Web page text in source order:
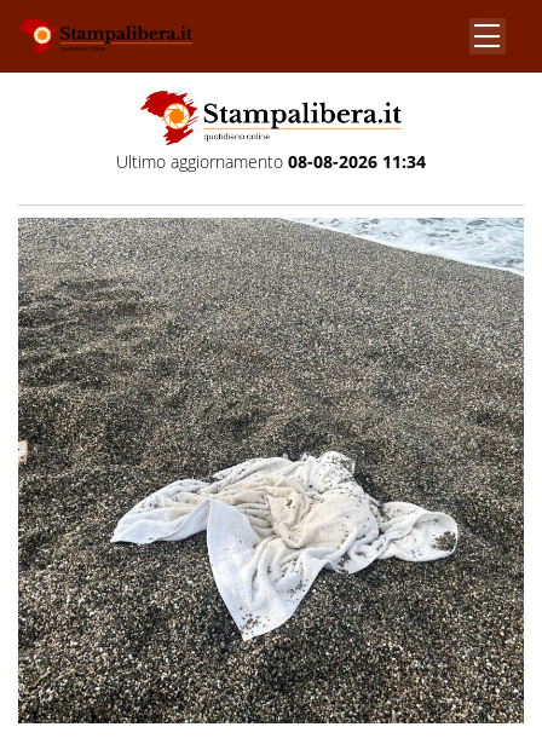
Ultimo aggiornamento 08-08-2026 11:34